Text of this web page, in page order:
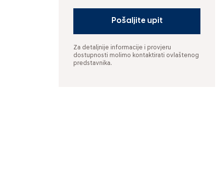
Pošaljite upit
Za detaljnije informacije i provjeru
dostupnosti molimo kontaktirati ovlaštenog
predstavnika.